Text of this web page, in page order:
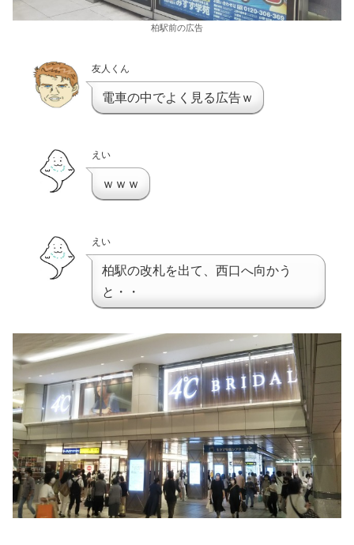
柏駅前の広告
友人くん
電車の中でよく見る広告ｗ
えい
ｗｗｗ
えい
柏駅の改札を出て、西口へ向かう
と・・